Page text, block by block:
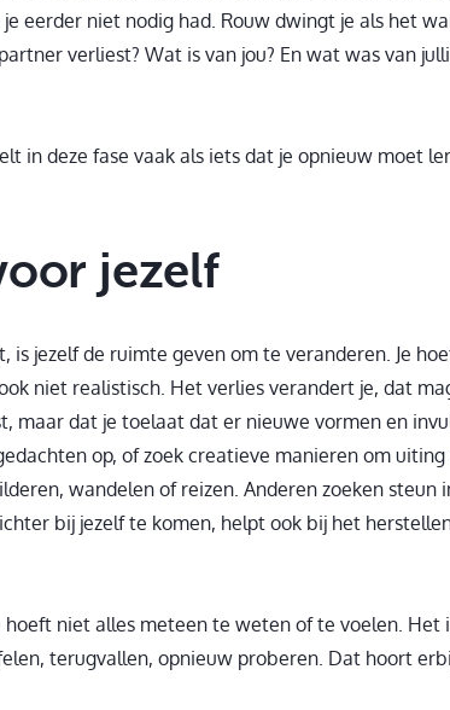
eerder niet nodig had. Rouw dwingt je als het
verliest? Wat is van jou? En wat was van
in deze fase vaak als iets dat je opnieuw moet
jezelf
jezelf de ruimte geven om te veranderen. Je
niet realistisch. Het verlies verandert je, dat
maar dat je toelaat dat er nieuwe vormen en
op, of zoek creatieve manieren om uiting
wandelen of reizen. Anderen zoeken steun
bij jezelf te komen, helpt ook bij het
niet alles meteen te weten of te voelen. Het
terugvallen, opnieuw proberen. Dat hoort